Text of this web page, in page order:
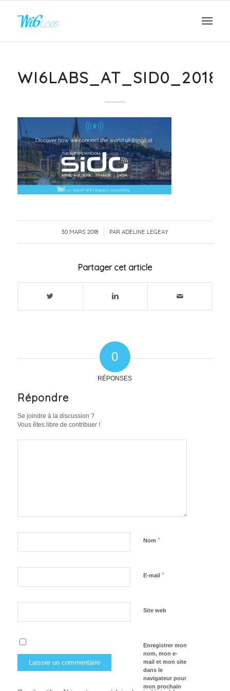
WI6LABS_AT_SID0_2018
30 MARS 2018
/ PAR ADELINE LEGEAY
Partager cet article
0
RÉPONSES
Répondre
Se joindre à la discussion ?
Vous êtes libre de contribuer !
Nom *
E-mail *
Site web
Enregistrer mon
nom, mon e-
mail et mon site
dans le
navigateur pour
mon prochain